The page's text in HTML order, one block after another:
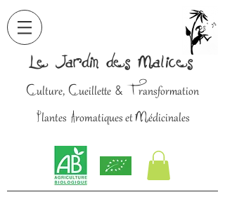
Le Jardin des Malices
Culture, Cueillette & Transformation
Plantes Aromatiques etMédicinales